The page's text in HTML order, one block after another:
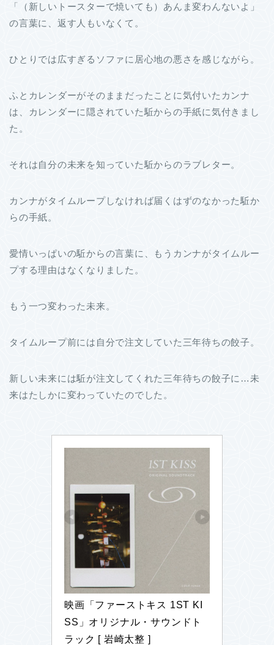
「（新しいトースターで焼いても）あんま変わんないよ」
の言葉に、返す人もいなくて。
ひとりでは広すぎるソファに居心地の悪さを感じながら。
ふとカレンダーがそのままだったことに気付いたカンナ
は、カレンダーに隠されていた駈からの手紙に気付きまし
た。
それは自分の未来を知っていた駈からのラブレター。
カンナがタイムループしなければ届くはずのなかった駈か
らの手紙。
愛情いっぱいの駈からの言葉に、もうカンナがタイムルー
プする理由はなくなりました。
もう一つ変わった未来。
タイムループ前には自分で注文していた三年待ちの餃子。
新しい未来には駈が注文してくれた三年待ちの餃子に…未
来はたしかに変わっていたのでした。
映画「ファーストキス 1ST KI
SS」オリジナル・サウンドト
ラック [ 岩崎太整 ]